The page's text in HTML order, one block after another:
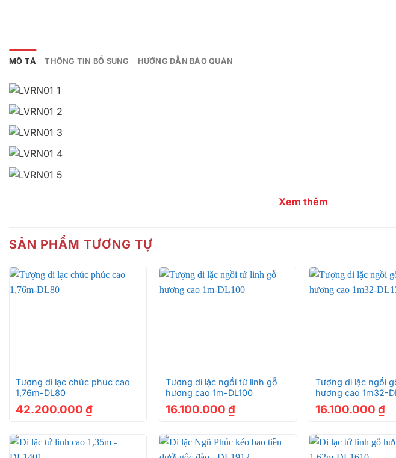
MÔ TẢ THÔNG TIN BỔ SUNG HƯỚNG DẪN BẢO QUẢN
Xem thêm
SẢN PHẨM TƯƠNG TỰ
Tượng di lạc chúc phúc cao
1,76m-DL80
42.200.000 ₫
Tượng di lặc ngồi tứ linh gỗ
hương cao 1m-DL100
16.100.000₫
Tượng di lặc ngồi
hương cao 1m32-
16.100.000₫